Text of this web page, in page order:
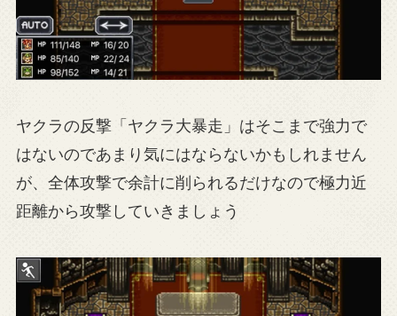
ヤクラの反撃「ヤクラ大暴走」はそこまで強力で
はないのであまり気にはならないかもしれません
が、全体攻撃で余計に削られるだけなので極力近
距離から攻撃していきましょう